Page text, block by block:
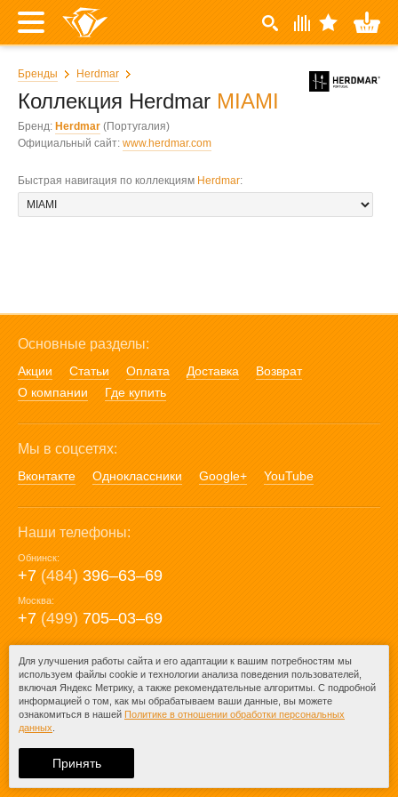
Бренды Herdmar
Коллекция Herdmar MIAMI
Бренд: Herdmar (Португалия)
Официальный сайт: www.herdmar.com
Быстрая навигация по коллекциям Herdmar:
Основные разделы:
Акции Статьи Оплата Доставка
Возврат
О компании
Где купить
Мы в соцсетях:
Вконтакте Одноклассники Google+ YouTube
Наши телефоны:
Обнинск:
+7 (484) 396‒63‒69
Москва:
+7 (499) 705‒03‒69
E-mail:
mail@posuda40.ru
При любом копировании информации
ссылка на
Для улучшения работы сайта и его адаптации к вашим потребностям мы
используем файлы cookie и технологии анализа поведения пользователей,
включая Яндекс Метрику, а также рекомендательные алгоритмы. С подробной
информацией о том, как мы обрабатываем ваши данные, вы можете
ознакомиться в нашей Политике в отношении обработки персональных
данных
Принять